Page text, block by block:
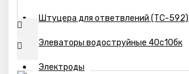
Штуцера для ответвлений (ТС-592)
Элеваторы водоструйные 40с10бк
Электроды